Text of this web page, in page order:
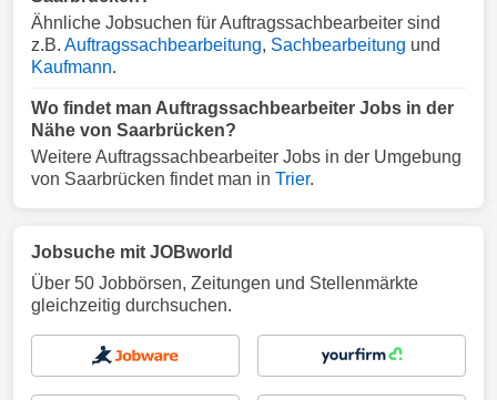
Ähnliche Jobsuchen für Auftragssachbearbeiter sind
z.B. Auftragssachbearbeitung, Sachbearbeitung und
Kaufmann.
Wo findet man Auftragssachbearbeiter Jobs in der
Nähe von Saarbrücken?
Weitere Auftragssachbearbeiter Jobs in der Umgebung
von Saarbrücken findet man in Trier.
Jobsuche mit JOBworld
Über 50 Jobbörsen, Zeitungen und Stellenmärkte
gleichzeitig durchsuchen.